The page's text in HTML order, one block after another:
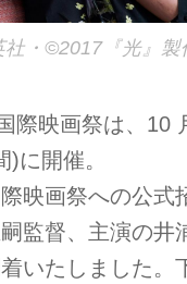
・©2017『光』製
際映画祭は、10
に開催。
映画祭への公式
監督、主演の井
いたしました。